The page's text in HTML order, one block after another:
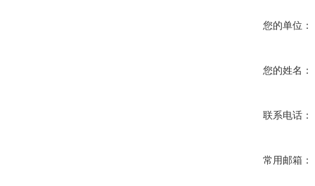
您的单位：
您的姓名：
联系电话：
常用邮箱：